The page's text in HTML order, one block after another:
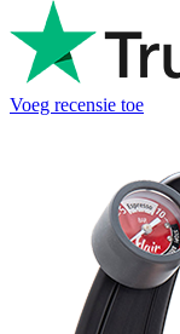
Voeg recensie toe